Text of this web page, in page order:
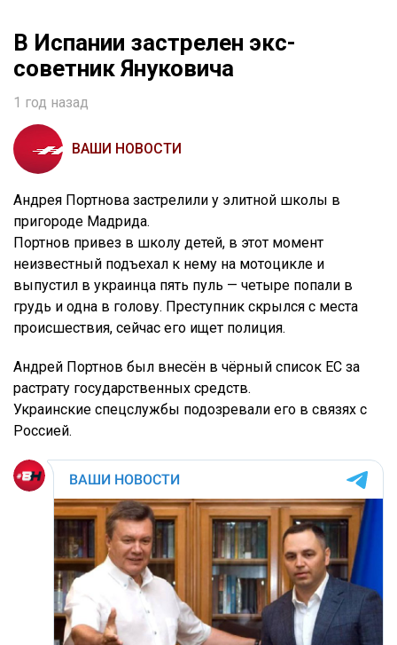
В Испании застрелен экс-
советник Януковича
1 год назад
ВАШИ НОВОСТИ
Андрея Портнова застрелили у элитной школы в
пригороде Мадрида.
Портнов привез в школу детей, в этот момент
неизвестный подъехал к нему на мотоцикле и
выпустил в украинца пять пуль — четыре попали в
грудь и одна в голову. Преступник скрылся с места
происшествия, сейчас его ищет полиция.
Андрей Портнов был внесён в чёрный список ЕС за
растрату государственных средств.
Украинские спецслужбы подозревали его в связях с
Россией.